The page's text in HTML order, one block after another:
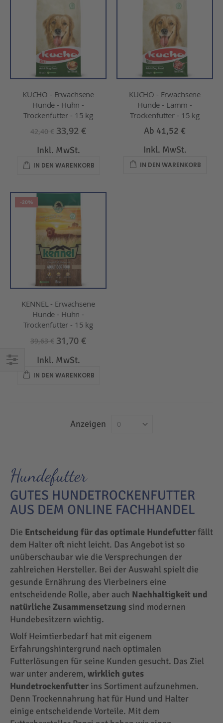
KUCHO - Erwachsene
Hunde - Huhn -
Trockenfutter - 15 kg
42,40 € 33,92 €
Inkl. MwSt.
IN DEN WARENKORB
KUCHO - Erwachsene
Hunde - Lamm -
Trockenfutter - 15 kg
Ab 41,52 €
Inkl. MwSt.
IN DEN WARENKORB
-20%
KENNEL - Erwachsene
Hunde - Huhn -
Trockenfutter - 15 kg
39,63 € 31,70 €
Inkl. MwSt.
IN DEN WARENKORB
Anzeigen
EINKAUFEN
Hundefutter
GUTES HUNDETROCKENFUTTER
AUS DEM ONLINE FACHHANDEL
Die Entscheidung für das optimale Hundefutterfällt
dem Halter oft nicht leicht. Das Angebot ist so
unüberschaubar wie die Versprechungen der
zahlreichen Hersteller. Bei der Auswahl spielt die
gesunde Ernährung des Vierbeiners eine
entscheidende Rolle, aber auch Nachhaltigkeit und
natürliche Zusammensetzung sind modernen
Hundebesitzern wichtig.
Wolf Heimtierbedarf hat mit eigenem
Erfahrungshintergrund nach optimalen
Futterlösungen für seine Kunden gesucht. Das Ziel
war unter anderem, wirklich gutes
Hundetrockenfutter ins Sortiment aufzunehmen.
Denn Trockennahrung hat für Hund und Halter
einige entscheidende Vorteile. Mit dem